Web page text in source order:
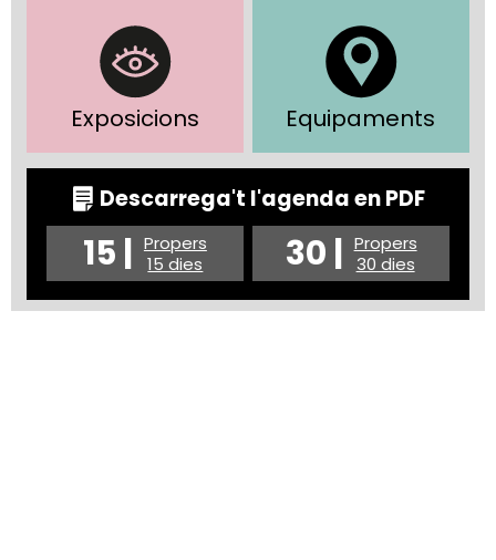
Exposicions Equipaments
Descarrega't l'agenda en PDF
15 | Propers
15 dies
30 | Propers
30 dies